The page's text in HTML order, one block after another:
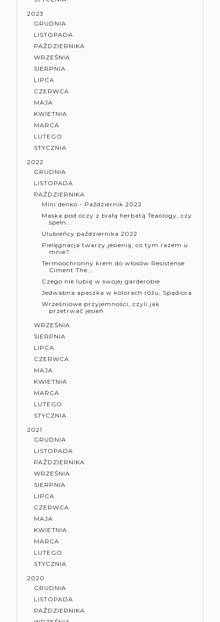
2023
GRUDNIA
LISTOPADA
PAŹDZIERNIKA
WRZEŚNIA
SIERPNIA
LIPCA
CZERWCA
MAJA
KWIETNIA
MARCA
LUTEGO
STYCZNIA
2022
GRUDNIA
LISTOPADA
PAŹDZIERNIKA
Mini denko - Październik 2022
Maska pod oczy z białą herbatą Teaology, czy
spełn...
Ulubieńcy października 2022
Pielęgnacja twarzy jesienią, co tym razem u
mnie?
Termoochronny krem do włosów Resistense
Ciment The...
Czego nie lubię w swojej garderobie
Jedwabna apaszka w kolorach różu, Spadiora
Wrześniowe przyjemności, czyli jak
przetrwać jesień
WRZEŚNIA
SIERPNIA
LIPCA
CZERWCA
MAJA
KWIETNIA
MARCA
LUTEGO
STYCZNIA
2021
GRUDNIA
LISTOPADA
PAŹDZIERNIKA
WRZEŚNIA
SIERPNIA
LIPCA
CZERWCA
MAJA
KWIETNIA
MARCA
LUTEGO
STYCZNIA
2020
GRUDNIA
LISTOPADA
PAŹDZIERNIKA